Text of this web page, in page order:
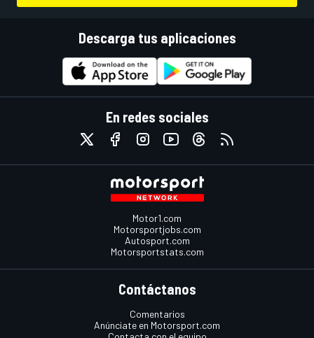
Descarga tus aplicaciones
En redes sociales
Motor1.com
Motorsportjobs.com
Autosport.com
Motorsportstats.com
Contáctanos
Comentarios
Anúnciate en Motorsport.com